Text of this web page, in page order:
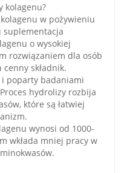
kolagenu?
w pożywieniu
suplementacja
o wysokiej
rozwiązaniem dla osób
składnik.
poparty badaniami
hydrolizy rozbija
które są łatwiej
wynosi od 1000-
wkłada mniej pracy w